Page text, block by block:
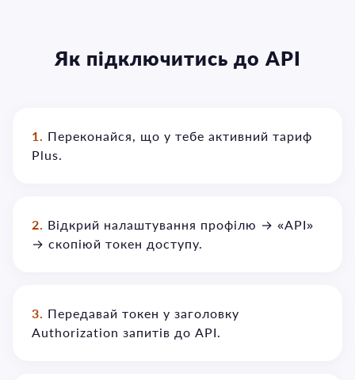
Як підключитись до API
1. Переконайся, що у тебе активний тариф
Plus.
2. Відкрий налаштування профілю → «API»
→ скопіюй токен доступу.
3. Передавай токен у заголовку
Authorization запитів до API.